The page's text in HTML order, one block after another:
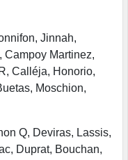
Jinnah,
Campoy Martinez,
Calléja, Honorio,
Moschion,
Q, Deviras, Lassis,
Duprat, Bouchan,